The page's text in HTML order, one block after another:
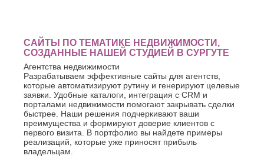
САЙТЫ ПО ТЕМАТИКЕ НЕДВИЖИМОСТИ,
СОЗДАННЫЕ НАШЕЙ СТУДИЕЙ В СУРГУТЕ
Агентства недвижимости
Разрабатываем эффективные сайты для агентств,
которые автоматизируют рутину и генерируют целевые
заявки. Удобные каталоги, интеграция с CRM и
порталами недвижимости помогают закрывать сделки
быстрее. Наши решения подчеркивают ваши
преимущества и формируют доверие клиентов с
первого визита. В портфолио вы найдете примеры
реализаций, которые уже приносят прибыль
владельцам.